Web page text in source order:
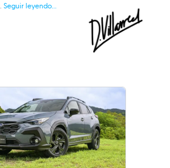
Seguir leyendo...